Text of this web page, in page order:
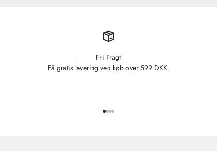
Fri Fragt
Få gratis levering ved køb over 599 DKK.